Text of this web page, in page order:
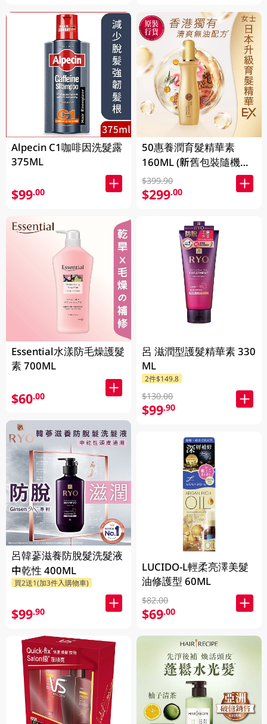
Alpecin C1咖啡因洗髮露
375ML
$99.00
Essential水漾防毛燥護髮
素 700ML
$60.00
呂韓蔘滋養防脫髮洗髮液
中乾性 400ML
買2送1(加3件入購物車)
$99.90
50惠養潤育髮精華素
160ML (新舊包裝隨機發
貨)
$399.90
$299.00
呂 滋潤型護髮精華素 330
ML
2件$149.8
$130.00
$99.90
LUCIDO-L輕柔亮澤美髮
油修護型 60ML
$82.00
$69.00